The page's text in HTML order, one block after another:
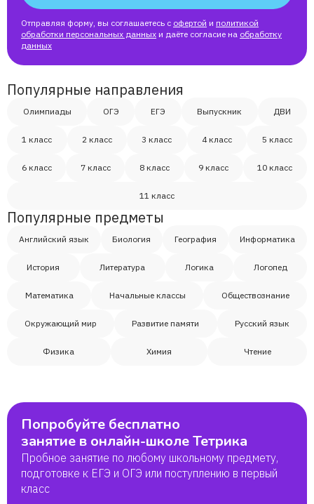
Отправляя форму, вы соглашаетесь с офертой и политикой
обработки персональных данных и даёте согласие на обработку
данных
Популярные направления
Олимпиады ОГЭ ЕГЭ Выпускник ДВИ
1 класс 2 класс 3 класс 4 класс 5 класс
6 класс 7 класс 8 класс 9 класс 10 класс
11 класс
Популярные предметы
Английский язык Биология География Информатика
История Литература Логика Логопед
Математика Начальные классы Обществознание
Окружающий мир Развитие памяти Русский язык
Физика Химия Чтение
Попробуйте бесплатно
занятие в онлайн-школе Тетрика
Пробное занятие по любому школьному предмету,
подготовке к ЕГЭ и ОГЭ или поступлению в первый
класс